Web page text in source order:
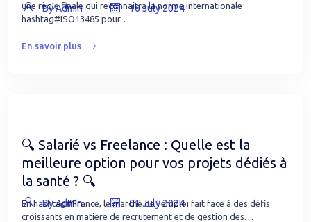
16 July 2024
By Admin
une règle finale qui reconnaîtra la norme internationale
hashtag#ISO13485 pour…
En savoir plus
🔍 Salarié vs Freelance : Quelle est la
meilleure option pour vos projets dédiés à
la santé ? 🔍
01 July 2024
By Admin
En hashtag#France, le marché de l'emploi fait face à des défis
croissants en matière de recrutement et de gestion des…